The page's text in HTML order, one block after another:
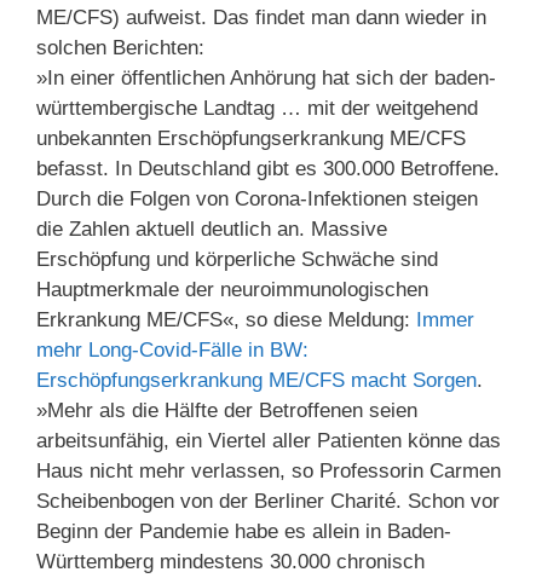
ME/CFS) aufweist. Das findet man dann wieder in
solchen Berichten:
»In einer öffentlichen Anhörung hat sich der baden-
württembergische Landtag … mit der weitgehend
unbekannten Erschöpfungserkrankung ME/CFS
befasst. In Deutschland gibt es 300.000 Betroffene.
Durch die Folgen von Corona-Infektionen steigen
die Zahlen aktuell deutlich an. Massive
Erschöpfung und körperliche Schwäche sind
Hauptmerkmale der neuroimmunologischen
Erkrankung ME/CFS«, so diese Meldung: Immer
mehr Long-Covid-Fälle in BW:
Erschöpfungserkrankung ME/CFS macht Sorgen.
»Mehr als die Hälfte der Betroffenen seien
arbeitsunfähig, ein Viertel aller Patienten könne das
Haus nicht mehr verlassen, so Professorin Carmen
Scheibenbogen von der Berliner Charité. Schon vor
Beginn der Pandemie habe es allein in Baden-
Württemberg mindestens 30.000 chronisch